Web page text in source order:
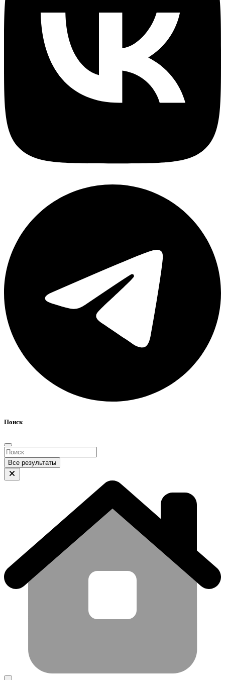
Поиск
Все результаты